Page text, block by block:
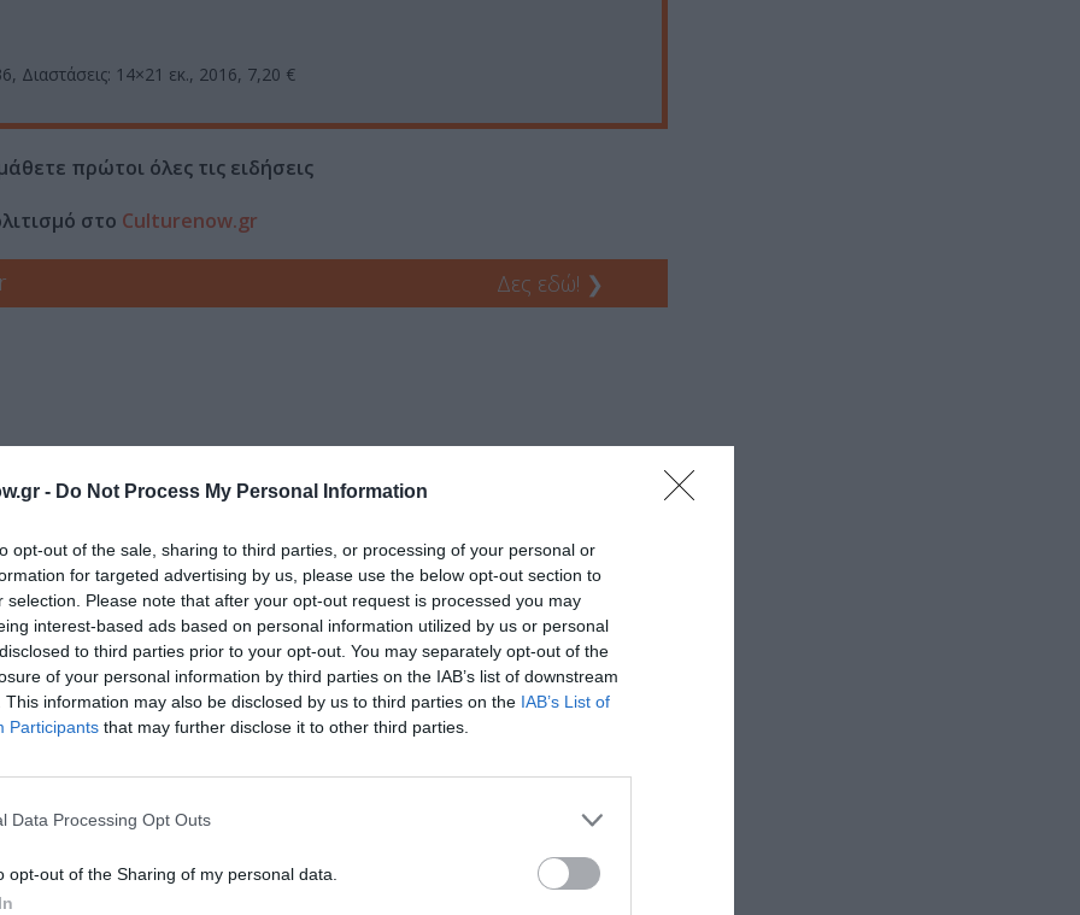
- Do Not Process My Personal Information
opt-out of the sale, sharing to third parties, or processing of your personal or
for targeted advertising by us, please use the below opt-out section to
selection. Please note that after your opt-out request is processed you may
interest-based ads based on personal information utilized by us or personal
to third parties prior to your opt-out. You may separately opt-out of the
of your personal information by third parties on the IAB’s list of downstream
This information may also be disclosed by us to third parties on the IAB’s List of
Participants that may further disclose it to other third parties.
Data Processing Opt Outs
opt-out of the Sharing of my personal data.
Διαστάσεις: 14×21 εκ., 2016, 7,20 €
πρώτοι όλες τις ειδήσεις
στο Culturenow.gr
Δες εδώ! ❯
και τον Πολιτισμό!
το Culturenow.gr
Άρθρα